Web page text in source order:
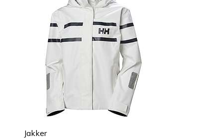
Jakker